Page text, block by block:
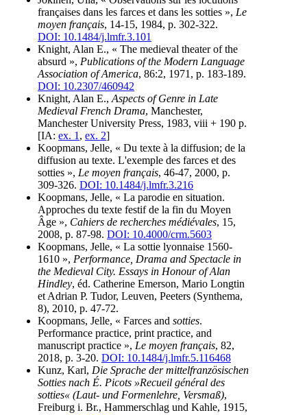
françaises dans les farces et dans les sotties », Le
moyen français, 14-15, 1984, p. 302-322.
DOI: 10.1484/j.lmfr.3.101
Knight, Alan E., « The medieval theater of the
absurd », Publications of the Modern Language
Association of America, 86:2, 1971, p. 183-189.
DOI: 10.2307/460942
Knight, Alan E., Aspects of Genre in Late
Medieval French Drama, Manchester,
Manchester University Press, 1983, viii + 190 p.
[IA: ex. 1 , ex. 2]
Koopmans, Jelle, « Du texte à la diffusion; de la
diffusion au texte. L'exemple des farces et des
sotties », Le moyen français, 46-47, 2000, p.
309-326. DOI: 10.1484/j.lmfr.3.216
Koopmans, Jelle, « La parodie en situation.
Approches du texte festif de la fin du Moyen
Âge », Cahiers de recherches médiévales, 15,
2008, p. 87-98. DOI: 10.4000/crm.5603
Koopmans, Jelle, « La sottie lyonnaise 1560-
1610 », Performance, Drama and Spectacle in
the Medieval City. Essays in Honour of Alan
Hindley, éd. Catherine Emerson, Mario Longtin
et Adrian P. Tudor, Leuven, Peeters (Synthema,
8), 2010, p. 47-72.
Koopmans, Jelle, « Farces and sotties.
Performance practice, print practice, and
manuscript practice », Le moyen français, 82,
2018, p. 3-20. DOI: 10.1484/j.lmfr.5.116468
Kunz, Karl, Die Sprache der mittelfranzösischen
Sotties nach É. Picots »Recueil général des
sotties« (Laut- und Formenlehre, Versmaß),
Freiburg i. Br., Hammerschlag und Kahle, 1915,